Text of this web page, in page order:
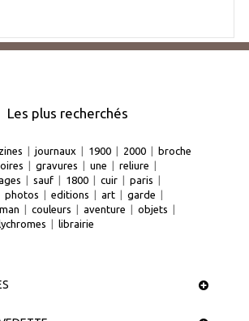
Les plus recherchés
| journaux | 1900 | 2000 | broche
| gravures | une | reliure |
| sauf | 1800 | cuir | paris |
photos | editions | art | garde |
| couleurs | aventure | objets |
| librairie